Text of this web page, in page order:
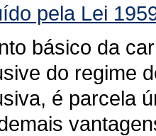
pela Lei
básico da
do regime
é parcela